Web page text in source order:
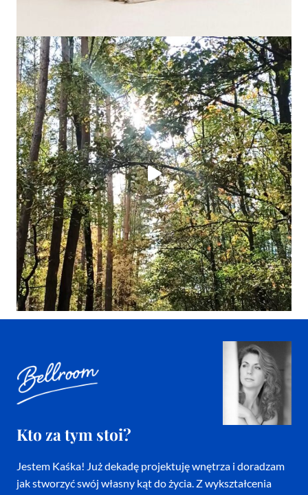
Kto za tym stoi?
Jestem Kaśka! Już dekadę projektuję wnętrza i doradzam
jak stworzyć swój własny kąt do życia. Z wykształcenia